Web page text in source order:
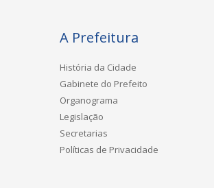
A Prefeitura
História da Cidade
Gabinete do Prefeito
Organograma
Legislação
Secretarias
Políticas de Privacidade